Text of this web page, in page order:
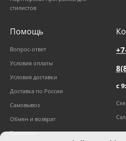
стилистов
Помощь
Вопрос-ответ
Условия оплаты
Условия доставки
Доставка по России
Самовывоз
Обмен и возврат
Гарантии
с